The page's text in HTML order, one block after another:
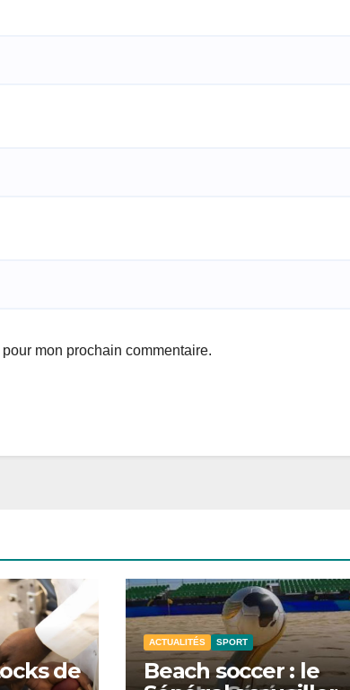
mon prochain commentaire.
de
ACTUALITÉS SPORT
Beach soccer : le